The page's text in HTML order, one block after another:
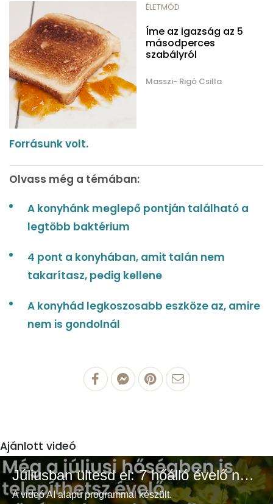
ÉLETMÓD
Íme az igazság az 5
másodperces
szabályról
Masszi- Rigó Csilla
Forrásunk volt.
Olvass még a témában:
A konyhánk meglepő pontján található a
legtöbb baktérium
4 pont a konyhában, amit talán nem
takarítasz, pedig kellene
A konyhád legkoszosabb eszköze az, amire
nem is gondolnál
Ajánlott videó
Júliusban ültesd el: 7 hőálló évelő növény a színes és buja kertért
A videó AI alapú programmal készült.